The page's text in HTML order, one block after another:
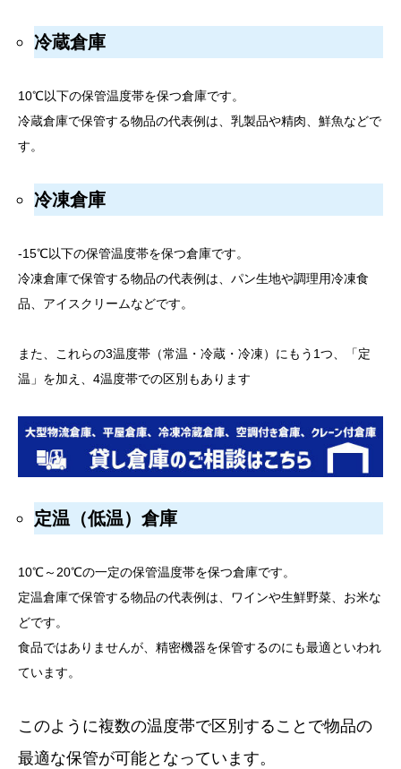
冷蔵倉庫
10℃以下の保管温度帯を保つ倉庫です。
冷蔵倉庫で保管する物品の代表例は、乳製品や精肉、鮮魚などで
す。
冷凍倉庫
-15℃以下の保管温度帯を保つ倉庫です。
冷凍倉庫で保管する物品の代表例は、パン生地や調理用冷凍食
品、アイスクリームなどです。
また、これらの3温度帯（常温・冷蔵・冷凍）にもう1つ、「定
温」を加え、4温度帯での区別もあります
定温（低温）倉庫
10℃～20℃の一定の保管温度帯を保つ倉庫です。
定温倉庫で保管する物品の代表例は、ワインや生鮮野菜、お米な
どです。
食品ではありませんが、精密機器を保管するのにも最適といわれ
ています。
このように複数の温度帯で区別することで物品の
最適な保管が可能となっています。